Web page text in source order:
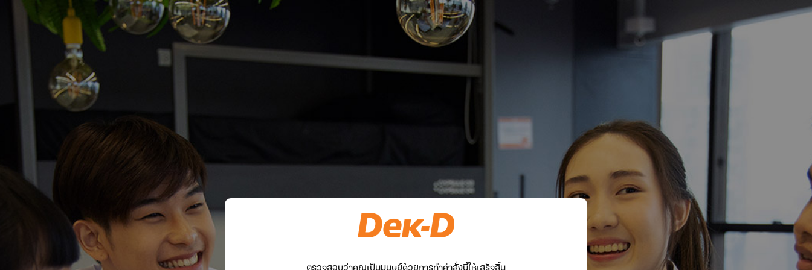
ตรวจสอบว่าคุณเป็นมนุษย์ด้วยการทำคำสั่งนี้ให้เสร็จสิ้น